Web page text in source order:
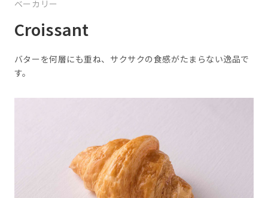
ベーカリー
Croissant
バターを何層にも重ね、サクサクの食感がたまらない逸品で
す。